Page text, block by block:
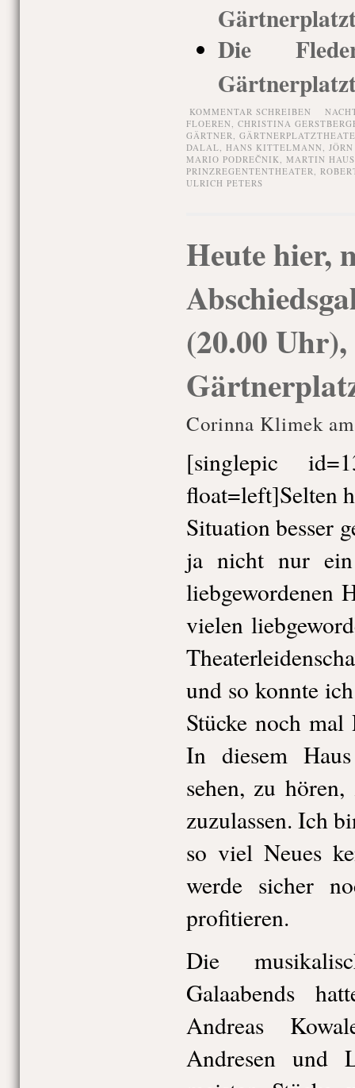
Die
KOMMENTAR SCHREIBEN
FLOEREN, CHRISTINA
GÄRTNER,
DALAL, HANS KITTELMANN,
MARIO PODREČNIK, MARTIN
PRINZREGENTENTHEATER,
ULRICH PETERS
Heute hier,
(20.00 Uhr),
Corinna Klimek
[singlepic
float=left]Selten
Situation besser
ja nicht nur
liebgewordenen
vielen
und so konnte
Stücke noch mal
In diesem
sehen, zu
zuzulassen. Ich
so viel Neues
werde sicher
profitieren.
Die
Galaabends
Andreas
Andresen und